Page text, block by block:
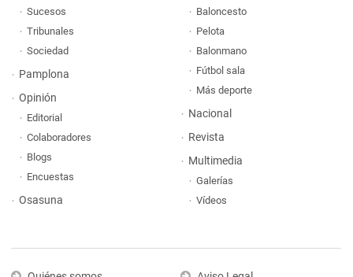
Sucesos
Tribunales
Sociedad
Pamplona
Opinión
Editorial
Colaboradores
Blogs
Encuestas
Osasuna
Baloncesto
Pelota
Balonmano
Fútbol sala
Más deporte
Nacional
Revista
Multimedia
Galerías
Vídeos